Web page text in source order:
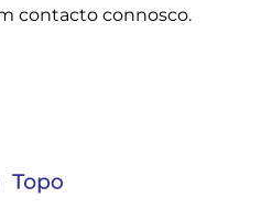
contacto connosco.